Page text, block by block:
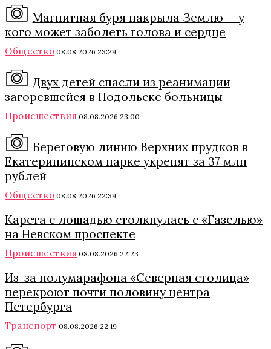
Магнитная буря накрыла Землю — у
кого может заболеть голова и сердце
Общество 08.08.2026 23:29
Двух детей спасли из реанимации
загоревшейся в Подольске больницы
Происшествия 08.08.2026 23:00
Береговую линию Верхних прудков в
Екатерининском парке укрепят за 37 млн
рублей
Общество 08.08.2026 22:39
Карета с лошадью столкнулась с «Газелью»
на Невском проспекте
Происшествия 08.08.2026 22:23
Из-за полумарафона «Северная столица»
перекроют почти половину центра
Петербурга
Транспорт 08.08.2026 22:19